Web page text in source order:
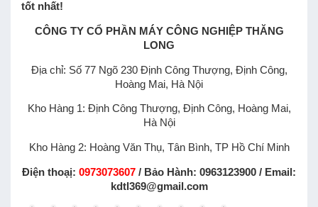
tốt nhất!
CÔNG TY CỔ PHẦN MÁY CÔNG NGHIỆP THĂNG
LONG
Địa chỉ: Số 77 Ngõ 230 Định Công Thượng, Định Công,
Hoàng Mai, Hà Nội
Kho Hàng 1: Định Công Thượng, Định Công, Hoàng Mai,
Hà Nội
Kho Hàng 2: Hoàng Văn Thụ, Tân Bình, TP Hồ Chí Minh
Điện thoạị: 0973073607 / Bảo Hành: 0963123900 / Email:
kdtl369@gmail.com